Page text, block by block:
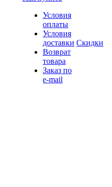
Условия
оплаты
Условия
доставки
Возврат
товара
Заказ по
e-mail
Скидки